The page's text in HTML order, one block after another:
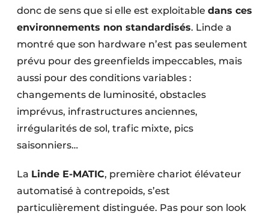
donc de sens que si elle est exploitable dans ces
environnements non standardisés. Linde a
montré que son hardware n’est pas seulement
prévu pour des greenfields impeccables, mais
aussi pour des conditions variables :
changements de luminosité, obstacles
imprévus, infrastructures anciennes,
irrégularités de sol, trafic mixte, pics
saisonniers…
La Linde E-MATIC, première chariot élévateur
automatisé à contrepoids, s’est
particulièrement distinguée. Pas pour son look